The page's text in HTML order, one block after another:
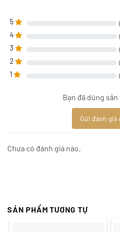
5
4
3
2
1
Bạn đã dùng sản
Gửi đánh giá
Chưa có đánh giá nào.
SẢN PHẨM TƯƠNG TỰ